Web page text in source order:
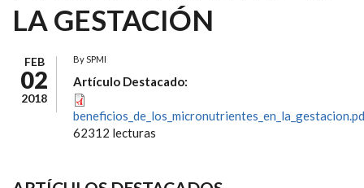
LA GESTACIÓN
FEB
02
2018
BySPMI
Artículo Destacado:
62312 lecturas